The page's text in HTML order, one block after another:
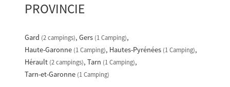
PROVINCIE
Gard (2 campings) Gers (1 Camping)
Haute-Garonne (1 Camping) Hautes-Pyrénées (1 Camping)
Hérault (2 campings) Tarn (1 Camping)
Tarn-et-Garonne (1 Camping)